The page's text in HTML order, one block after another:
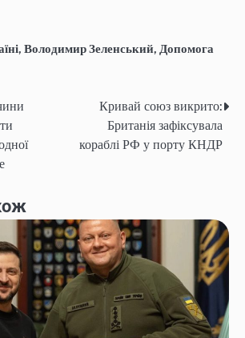
, Володимир Зеленський, Допомога
Кривай союз викрито:
Британія зафіксувала
кораблі РФ у порту КНДР